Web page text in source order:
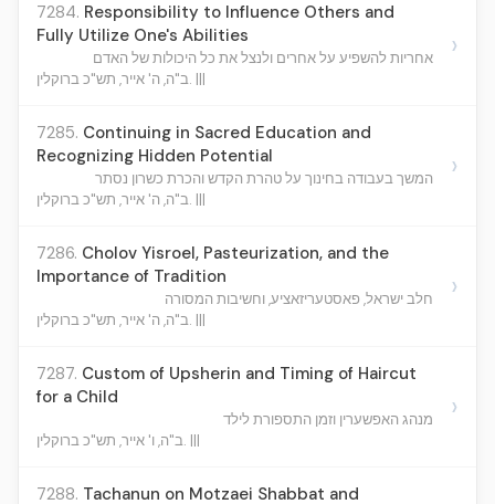
7284. Responsibility to Influence Others and
Fully Utilize One's Abilities
אחריות להשפיע על אחרים ולנצל את כל היכולות של האדם
ב"ה, ה' אייר, תש"כ ברוקלין. |||
›
7285. Continuing in Sacred Education and
Recognizing Hidden Potential
המשך בעבודה בחינוך על טהרת הקדש והכרת כשרון נסתר
ב"ה, ה' אייר, תש"כ ברוקלין. |||
›
7286. Cholov Yisroel, Pasteurization, and the
Importance of Tradition
חלב ישראל, פאסטעריזאציע, וחשיבות המסורה
ב"ה, ה' אייר, תש"כ ברוקלין. |||
›
7287. Custom of Upsherin and Timing of Haircut
for a Child
מנהג האפשערין וזמן התספורת לילד
ב"ה, ו' אייר, תש"כ ברוקלין. |||
›
7288. Tachanun on Motzaei Shabbat and